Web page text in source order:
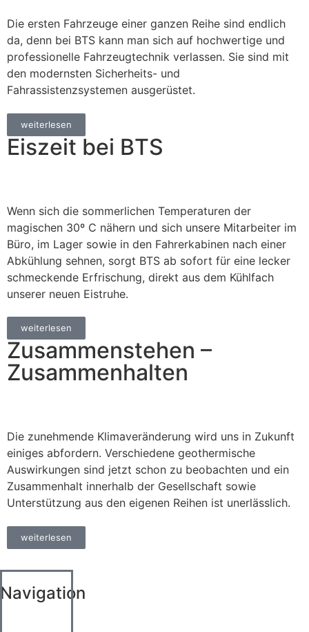
Die ersten Fahrzeuge einer ganzen Reihe sind endlich
da, denn bei BTS kann man sich auf hochwertige und
professionelle Fahrzeugtechnik verlassen. Sie sind mit
den modernsten Sicherheits- und
Fahrassistenzsystemen ausgerüstet.
weiterlesen
Eiszeit bei BTS
Wenn sich die sommerlichen Temperaturen der
magischen 30º C nähern und sich unsere Mitarbeiter im
Büro, im Lager sowie in den Fahrerkabinen nach einer
Abkühlung sehnen, sorgt BTS ab sofort für eine lecker
schmeckende Erfrischung, direkt aus dem Kühlfach
unserer neuen Eistruhe.
weiterlesen
Zusammenstehen –
Zusammenhalten
Die zunehmende Klimaveränderung wird uns in Zukunft
einiges abfordern. Verschiedene geothermische
Auswirkungen sind jetzt schon zu beobachten und ein
Zusammenhalt innerhalb der Gesellschaft sowie
Unterstützung aus den eigenen Reihen ist unerlässlich.
weiterlesen
Navigation